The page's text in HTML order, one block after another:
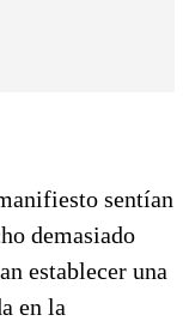
sentían
demasiado
establecer una
en la